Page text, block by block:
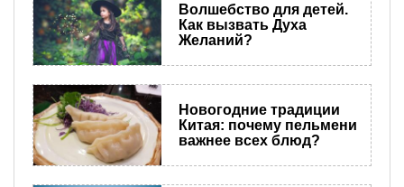
Волшебство для детей.
Как вызвать Духа
Желаний?
Новогодние традиции
Китая: почему пельмени
важнее всех блюд?